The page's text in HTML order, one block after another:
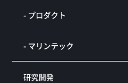
- プロダクト
- マリンテック
研究開発